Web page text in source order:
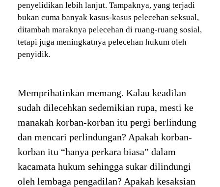
penyelidikan lebih lanjut. Tampaknya, yang terjadi
bukan cuma banyak kasus-kasus pelecehan seksual,
ditambah maraknya pelecehan di ruang-ruang sosial,
tetapi juga meningkatnya pelecehan hukum oleh
penyidik.
Memprihatinkan memang. Kalau keadilan
sudah dilecehkan sedemikian rupa, mesti ke
manakah korban-korban itu pergi berlindung
dan mencari perlindungan? Apakah korban-
korban itu “hanya perkara biasa” dalam
kacamata hukum sehingga sukar dilindungi
oleh lembaga pengadilan? Apakah kesaksian